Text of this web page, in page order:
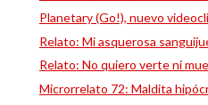
Planetary (Go!), nuevo
Relato: Mi asquerosa
Relato: No quiero verte ni
Microrrelato 72: Maldita